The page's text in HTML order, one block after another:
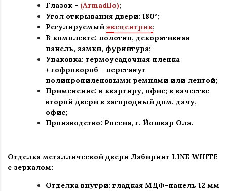
Глазок - (Armadilo);
Угол открывания двери: 180°;
Регулируемый эксцентрик;
В комплекте: полотно, декоративная
панель, замки, фурнитура;
Упаковка: термоусадочная пленка
+ гофрокороб - перетянут
полипропиленовыми ремнями или лентой;
Применение: в квартиру, офис; в качестве
второй двери в загородный дом. дачу,
офис;
Производство: Россия, г. Йошкар Ола.
Отделка металлической двери Лабиринт LINE WHITE
с зеркалом:
Отделка внутри: гладкая МДФ-панель 12 мм